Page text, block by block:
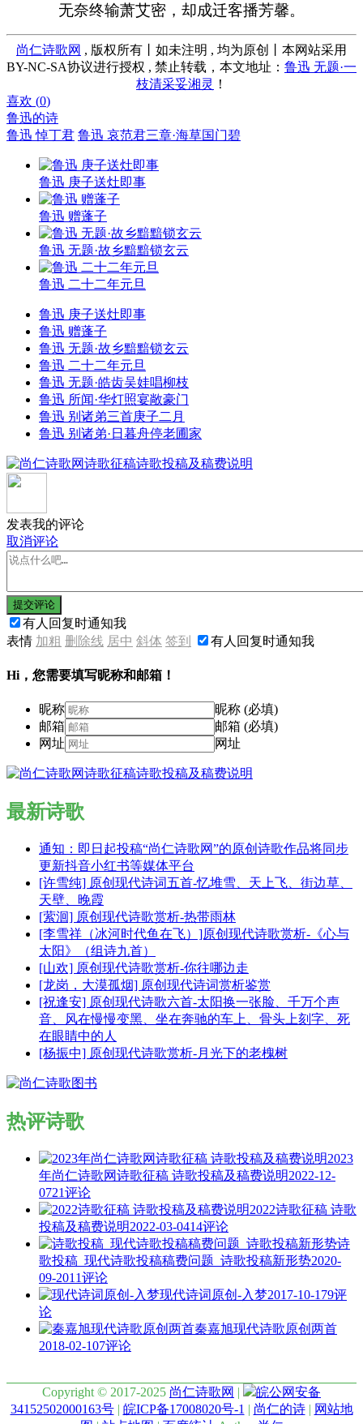
无奈终输萧艾密，却成迁客播芳馨。
尚仁诗歌网 , 版权所有丨如未注明 , 均为原创丨本网站采用
BY-NC-SA协议进行授权 , 禁止转载，本文地址： 鲁迅 无题·一
枝清采妥湘灵 ！
喜欢 (0)
鲁迅的诗
鲁迅 悼丁君 鲁迅 哀范君三章·海草国门碧
鲁迅 庚子送灶即事
鲁迅 赠蓬子
鲁迅 无题·故乡黯黯锁玄云
鲁迅 二十二年元旦
鲁迅 庚子送灶即事
鲁迅 赠蓬子
鲁迅 无题·故乡黯黯锁玄云
鲁迅 二十二年元旦
鲁迅 无题·皓齿吴娃唱柳枝
鲁迅 所闻·华灯照宴敞豪门
鲁迅 别诸弟三首庚子二月
鲁迅 别诸弟·日暮舟停老圃家
发表我的评论
取消评论
提交评论
有人回复时通知我
表情 加粗 删除线 居中 斜体 签到 有人回复时通知我
Hi，您需要填写昵称和邮箱！
昵称
昵称 (必填)
邮箱
邮箱 (必填)
网址
网址
最新诗歌
通知：即日起投稿“尚仁诗歌网”的原创诗歌作品将同步
更新抖音小红书等媒体平台
[许雪纯] 原创现代诗词五首-忆堆雪、天上飞、街边草、
天壁、晚霞
[萦洄] 原创现代诗歌赏析-热带雨林
[李雪祥（冰河时代鱼在飞）]原创现代诗歌赏析-《心与
太阳》（组诗九首）
[山欢] 原创现代诗歌赏析-你往哪边走
[龙岗，大漠孤烟] 原创现代诗词赏析鉴赏
[祝逢安] 原创现代诗歌六首-太阳换一张脸、千万个声
音、风在慢慢变黑、坐在奔驰的车上、骨头上刻字、死
在眼睛中的人
[杨振中] 原创现代诗歌赏析-月光下的老槐树
热评诗歌
2023
年尚仁诗歌网诗歌征稿 诗歌投稿及稿费说明2022-12-
0721评论
2022诗歌征稿 诗歌
投稿及稿费说明2022-03-0414评论
诗
歌投稿_现代诗歌投稿稿费问题_诗歌投稿新形势2020-
09-2011评论
现代诗词原创-入梦2017-10-179评
论
秦嘉旭现代诗歌原创两首
2018-02-107评论
Copyright © 2017-2025 尚仁诗歌网 |
皖公网安备
34152502000163号| 皖ICP备17008020号-1 | 尚仁的诗| 网站地